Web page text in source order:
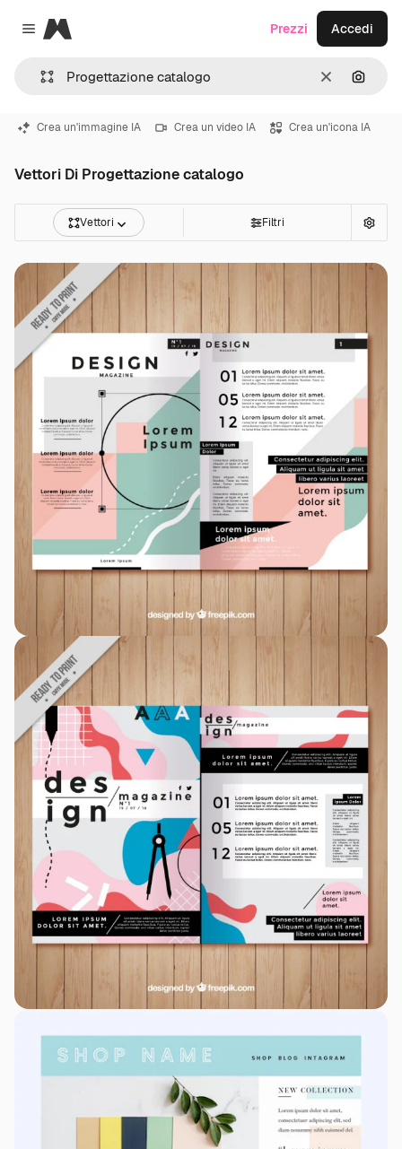
Close menu
Magnific
CancellaCerca
Prezzi Accedi
Crea un'immagine IA Crea un video IA Crea un'icona IA
Vettori Di Progettazione catalogo
Vettori Filtri